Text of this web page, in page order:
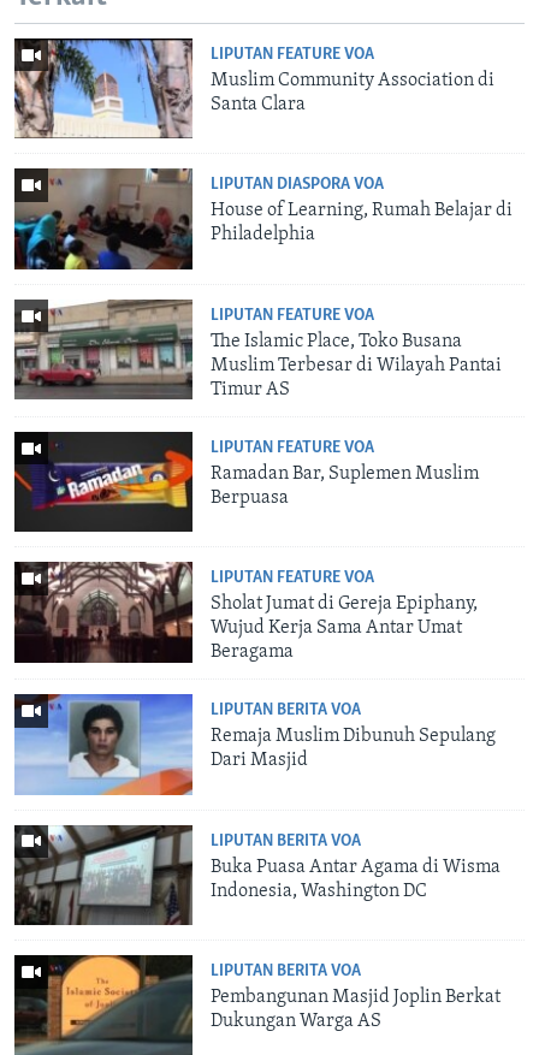
LIPUTAN FEATURE VOA
Muslim Community Association di
Santa Clara
LIPUTAN DIASPORA VOA
House of Learning, Rumah Belajar di
Philadelphia
LIPUTAN FEATURE VOA
The Islamic Place, Toko Busana
Muslim Terbesar di Wilayah Pantai
Timur AS
LIPUTAN FEATURE VOA
Ramadan Bar, Suplemen Muslim
Berpuasa
LIPUTAN FEATURE VOA
Sholat Jumat di Gereja Epiphany,
Wujud Kerja Sama Antar Umat
Beragama
LIPUTAN BERITA VOA
Remaja Muslim Dibunuh Sepulang
Dari Masjid
LIPUTAN BERITA VOA
Buka Puasa Antar Agama di Wisma
Indonesia, Washington DC
LIPUTAN BERITA VOA
Pembangunan Masjid Joplin Berkat
Dukungan Warga AS